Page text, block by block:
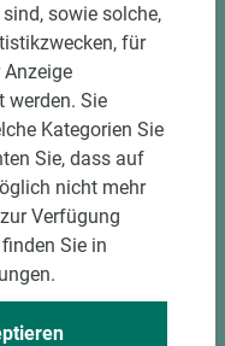
sowie solche,
für
werden. Sie
Kategorien Sie
Sie, dass auf
nicht mehr
Verfügung
Sie in